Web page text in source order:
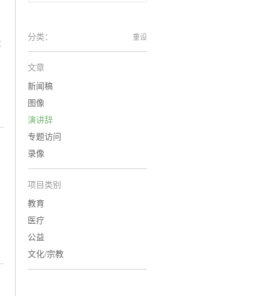
分类： 重设
文章
新闻稿
图像
演讲辞
专题访问
录像
项目类别
教育
医疗
公益
文化/宗教